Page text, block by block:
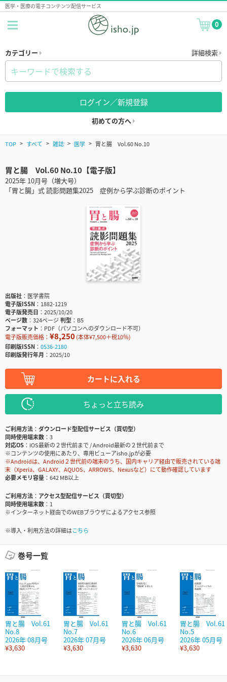
医学・医療の電子コンテンツ配信サービス
0
カテゴリー 詳細検索
ログイン／新規登録
初めての方へ
TOP すべて 雑誌 医学 胃と腸 Vol.60 No.10
胃と腸 Vol.60 No.10【電子版】
2025年 10月号（増大号）
「胃と腸」式 読影問題集2025 症例から学ぶ診断のポイント
出版社
医学書院
電子版ISSN
1882-1219
電子版発売日
2025/10/20
ページ数
324ページ判型
B5
フォーマット
PDF（パソコンへのダウンロード不可）
電子版販売価格： ¥8,250(本体¥7,500＋税10％)
印刷版ISSN
0536-2180
印刷版発行年月
2025/10
カートに入れる
ちょっと立ち読み
ご利用方法
ダウンロード型配信サービス（買切型）
同時使用端末数
3
対応OS
iOS最新の２世代前まで / Android最新の２世代前まで
※コンテンツの使用にあたり、専用ビューアisho.jpが必要
※Androidは、Android２世代前の端末のうち、国内キャリア経由で販売されている端
末（Xperia、GALAXY、AQUOS、ARROWS、Nexusなど）にて動作確認しています
必要メモリ容量
642 MB以上
ご利用方法
アクセス型配信サービス（買切型）
同時使用端末数
1
※インターネット経由でのWEBブラウザによるアクセス参照
※導入・利用方法の詳細はこちら
巻号一覧
胃と腸 Vol.61
No.8
2026年 08月号
¥3,630
胃と腸 Vol.61
No.7
2026年 07月号
¥3,630
胃と腸 Vol.61
No.6
2026年 06月号
¥3,630
胃と腸 Vol.61
No.5
2026年 05月号
¥3,630